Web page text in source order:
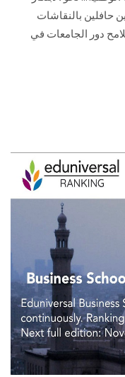
حافلين بالنقاشات
دور الجامعات في